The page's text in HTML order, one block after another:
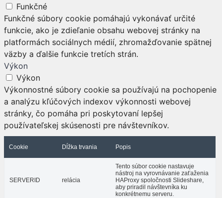
Funkčné
Funkčné súbory cookie pomáhajú vykonávať určité
funkcie, ako je zdieľanie obsahu webovej stránky na
platformách sociálnych médií, zhromažďovanie spätnej
väzby a ďalšie funkcie tretích strán.
Výkon
Výkon
Výkonnostné súbory cookie sa používajú na pochopenie
a analýzu kľúčových indexov výkonnosti webovej
stránky, čo pomáha pri poskytovaní lepšej
používateľskej skúsenosti pre návštevníkov.
Cookie Dĺžka trvania Popis
SERVERID relácia
Tento súbor cookie nastavuje
nástroj na vyrovnávanie zaťaženia
HAProxy spoločnosti Slideshare,
aby priradil návštevníka ku
konkrétnemu serveru.